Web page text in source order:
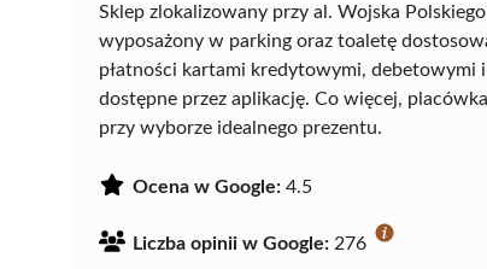
Sklep zlokalizowany przy al. Wojska
wyposażony w parking oraz toaletę
płatności kartami kredytowymi, debetowymi
dostępne przez aplikację. Co więcej,
przy wyborze idealnego prezentu.
Ocena w Google: 4.5
Liczba opinii w Google: 276